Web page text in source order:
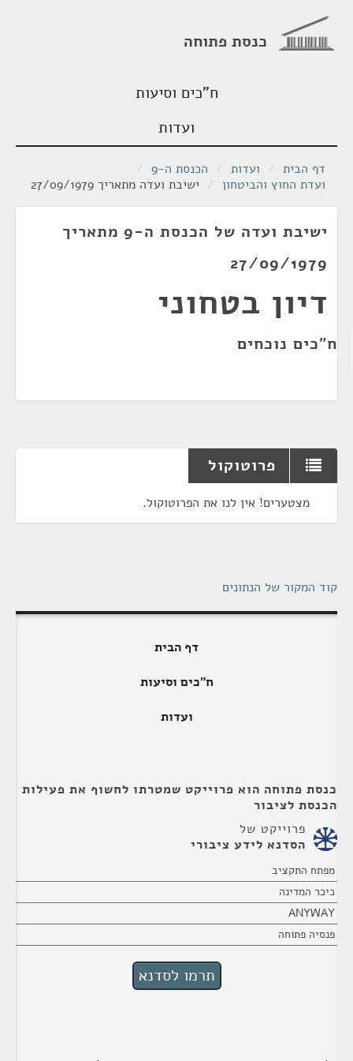
כנסת פתוחה
ח"כים וסיעות
ועדות
דף הבית / ועדות / הכנסת ה-9
/
ועדת החוץ והביטחון / ישיבת ועדה מתאריך 27/09/1979
ישיבת ועדה של הכנסת ה-9 מתאריך
27/09/1979
דיון בטחוני
ח"כים נוכחים
פרוטוקול
מצטערים! אין לנו את הפרוטוקול.
קוד המקור של הנתונים
דף הבית
ח"כים וסיעות
ועדות
כנסת פתוחה הוא פרוייקט שמטרתו לחשוף את פעילות
הכנסת לציבור
פרוייקט של
הסדנא לידע ציבורי
מפתח התקציב
כיכר המדינה
ANYWAY
פנסיה פתוחה